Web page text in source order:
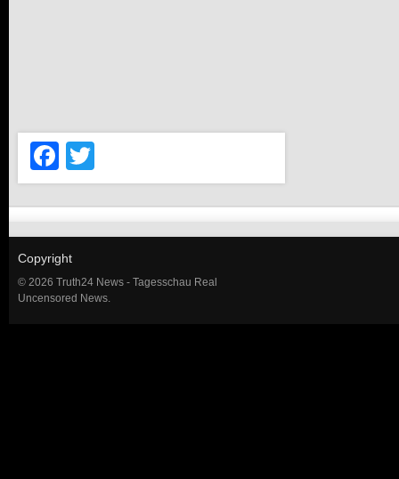
Facebook
Copyright
© 2026 Truth24 News - Tagesschau Real
Uncensored News.